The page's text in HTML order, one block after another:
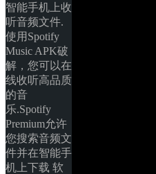
智能手机上收
听音频文件.
使用Spotify
Music APK破
解，您可以在
线收听高品质
的音
乐.Spotify
Premium允许
您搜索音频文
件并在智能手
机上下载 软